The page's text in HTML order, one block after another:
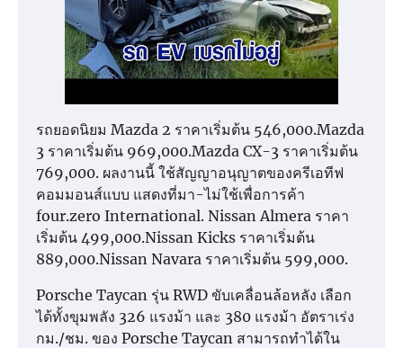
รถยอดนิยม Mazda 2 ราคาเริ่มต้น 546,000.Mazda
3 ราคาเริ่มต้น 969,000.Mazda CX-3 ราคาเริ่มต้น
769,000. ผลงานนี้ ใช้สัญญาอนุญาตของครีเอทีฟ
คอมมอนส์แบบ แสดงที่มา-ไม่ใช้เพื่อการค้า
four.zero International. Nissan Almera ราคา
เริ่มต้น 499,000.Nissan Kicks ราคาเริ่มต้น
889,000.Nissan Navara ราคาเริ่มต้น 599,000.
Porsche Taycan รุ่น RWD ขับเคลื่อนล้อหลัง เลือก
ได้ทั้งขุมพลัง 326 แรงม้า และ 380 แรงม้า อัตราเร่ง
กม./ชม. ของ Porsche Taycan สามารถทำได้ใน